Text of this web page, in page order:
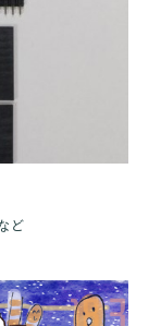
ど